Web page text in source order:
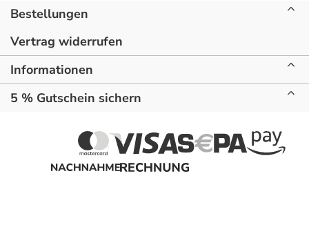
Bestellungen
Vertrag widerrufen
Informationen
5 % Gutschein sichern